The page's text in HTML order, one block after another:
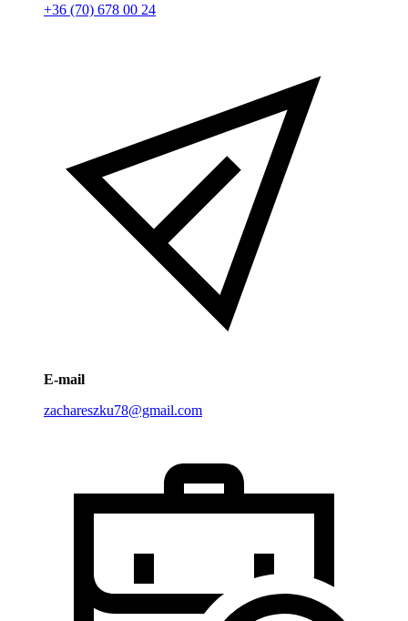
+36 (70) 678 00 24
E-mail
zachareszku78@gmail.com